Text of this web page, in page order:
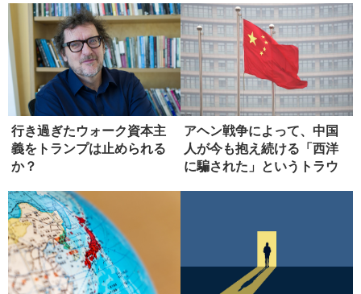
行き過ぎたウォーク資本主
義をトランプは止められる
か？
アヘン戦争によって、中国
人が今も抱え続ける「西洋
に騙された」というトラウ